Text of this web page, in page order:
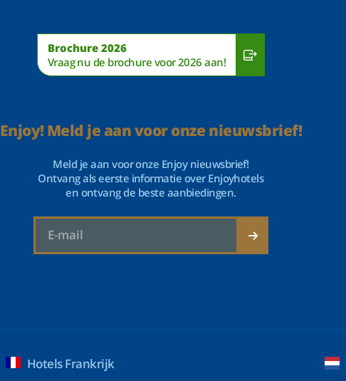
Brochure 2026
Vraag nu de brochure voor 2026 aan!
Enjoy! Meld je aan voor onze nieuwsbrief!
Meld je aan voor onze Enjoy nieuwsbrief!
Ontvang als eerste informatie over Enjoyhotels
en ontvang de beste aanbiedingen.
Hotels Frankrijk